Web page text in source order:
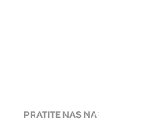
PRATITE NAS NA: